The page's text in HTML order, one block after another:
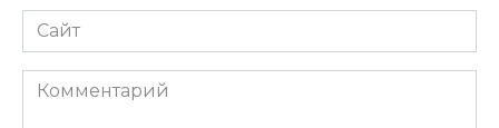
Сайт
Комментарий